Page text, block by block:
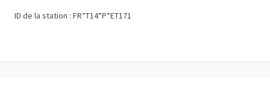
ID de la station : FR*T14*P*ET171